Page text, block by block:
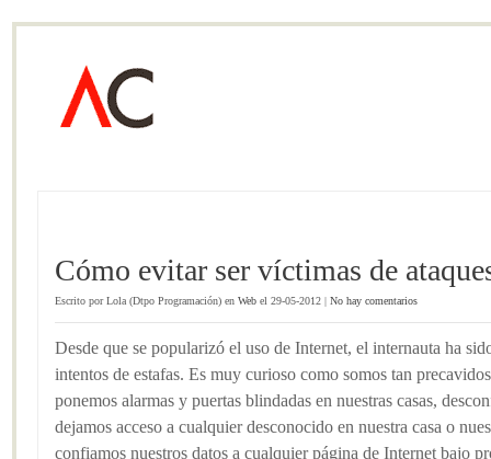
Cómo evitar ser víctimas de
Escrito por Lola (Dtpo Programación) en Web el 29-05-2012 | No hay comentarios
Desde que se popularizó el uso de Internet, el internauta ha
intentos de estafas. Es muy curioso como somos tan
ponemos alarmas y puertas blindadas en nuestras casas,
dejamos acceso a cualquier desconocido en nuestra casa o
confiamos nuestros datos a cualquier página de Internet bajo